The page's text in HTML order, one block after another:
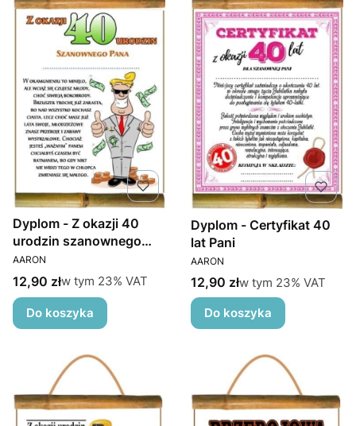
Dyplom - Z okazji 40
urodzin szanownego
Pana
PRODUCENT
AARON
Cena brutto
12,90 złw tym %s VAT
w tym 23% VAT
Do koszyka
Dyplom - Certyfikat 40
lat Pani
PRODUCENT
AARON
Cena brutto
12,90 złw tym %s VAT
w tym 23% VAT
Do koszyka